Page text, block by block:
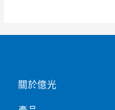
關於億光